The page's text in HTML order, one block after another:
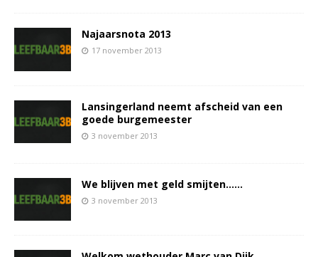
Najaarsnota 2013
17 november 2013
Lansingerland neemt afscheid van een
goede burgemeester
3 november 2013
We blijven met geld smijten……
3 november 2013